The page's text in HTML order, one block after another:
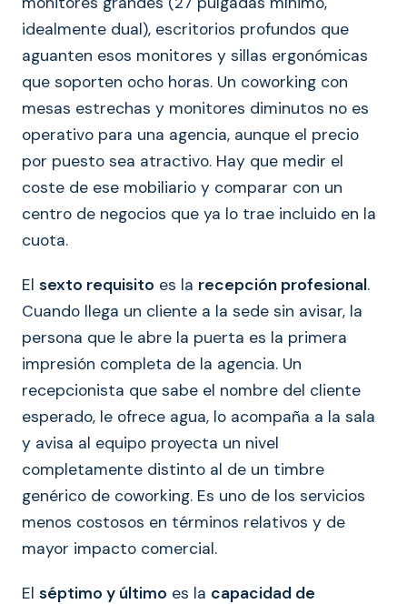
idealmente dual), escritorios profundos que
aguanten esos monitores y sillas ergonómicas
que soporten ocho horas. Un coworking con
mesas estrechas y monitores diminutos no es
operativo para una agencia, aunque el precio
por puesto sea atractivo. Hay que medir el
coste de ese mobiliario y comparar con un
centro de negocios que ya lo trae incluido en la
cuota.
El sexto requisito es la recepción profesional.
Cuando llega un cliente a la sede sin avisar, la
persona que le abre la puerta es la primera
impresión completa de la agencia. Un
recepcionista que sabe el nombre del cliente
esperado, le ofrece agua, lo acompaña a la sala
y avisa al equipo proyecta un nivel
completamente distinto al de un timbre
genérico de coworking. Es uno de los servicios
menos costosos en términos relativos y de
mayor impacto comercial.
El séptimo y último es la capacidad de